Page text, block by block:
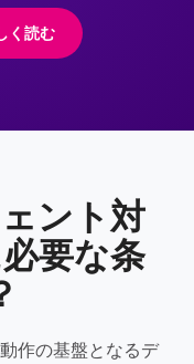
く読む
ント対
要な条
作の基盤となるデ